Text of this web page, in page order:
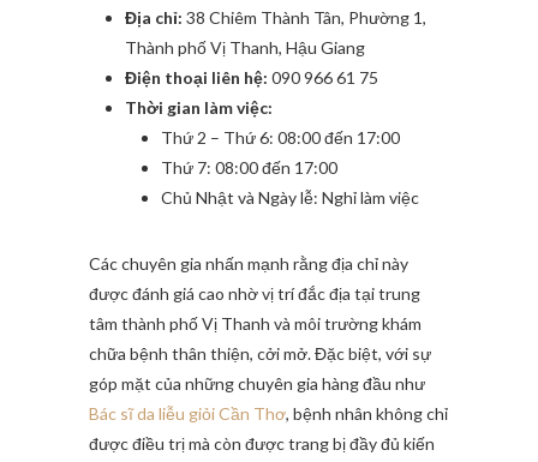
Địa chỉ: 38 Chiêm Thành Tân, Phường 1,
Thành phố Vị Thanh, Hậu Giang
Điện thoại liên hệ: 090 966 61 75
Thời gian làm việc:
Thứ 2 – Thứ 6: 08:00 đến 17:00
Thứ 7: 08:00 đến 17:00
Chủ Nhật và Ngày lễ: Nghỉ làm việc
Các chuyên gia nhấn mạnh rằng địa chỉ này
được đánh giá cao nhờ vị trí đắc địa tại trung
tâm thành phố Vị Thanh và môi trường khám
chữa bệnh thân thiện, cởi mở. Đặc biệt, với sự
góp mặt của những chuyên gia hàng đầu như
Bác sĩ da liễu giỏi Cần Thơ, bệnh nhân không chỉ
được điều trị mà còn được trang bị đầy đủ kiến